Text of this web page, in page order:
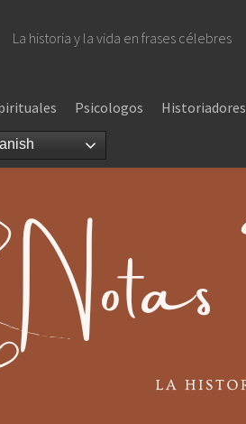
La historia y la vida en frases célebres
Psicologos Historiadores